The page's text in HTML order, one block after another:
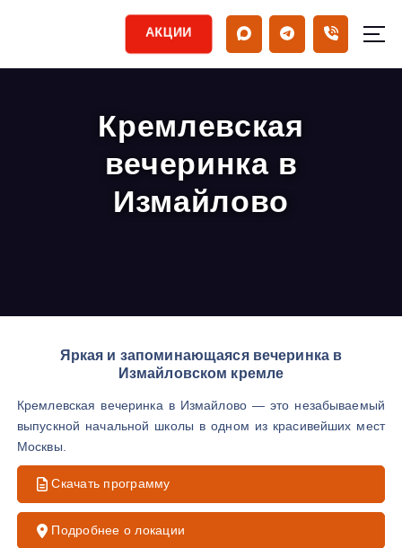
АКЦИИ
Кремлевская
вечеринка в
Измайлово
Яркая и запоминающаяся вечеринка в
Измайловском кремле
Кремлевская вечеринка в Измайлово — это незабываемый
выпускной начальной школы в одном из красивейших мест
Москвы.
Скачать программу
Подробнее о локации